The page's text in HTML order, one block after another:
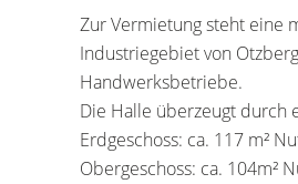
Zur Vermietung steht eine
Industriegebiet von
Handwerksbetriebe.
Die Halle überzeugt durch
Erdgeschoss: ca. 117 m²
Obergeschoss: ca. 104m²